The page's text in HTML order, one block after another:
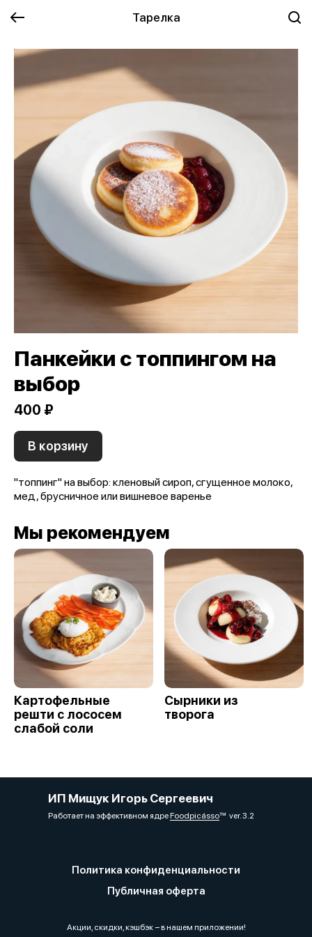
Тарелка
Панкейки с топпингом на
выбор
400 ₽
В корзину
"топпинг" на выбор: кленовый сироп, сгущенное молоко,
мед, брусничное или вишневое варенье
Мы рекомендуем
Картофельные
решти с лососем
слабой соли
Сырники из
творога
ИП Мищук Игорь Сергеевич
Работает на эффективном ядреFoodpicássover. 3.2
Политика конфиденциальности
Публичная оферта
Акции, скидки, кэшбэк − в нашем приложении!